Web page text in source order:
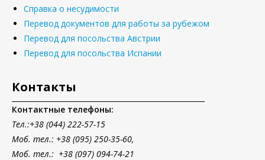
Справка о несудимости
Перевод документов для работы за рубежом
Перевод для посольства Австрии
Перевод для посольства Испании
Контакты
Контактные телефоны:
Тел.:+38 (044) 222-57-15
Моб. тел.: +38 (095) 250-35-60,
Моб. тел.: +38 (097) 094-74-21